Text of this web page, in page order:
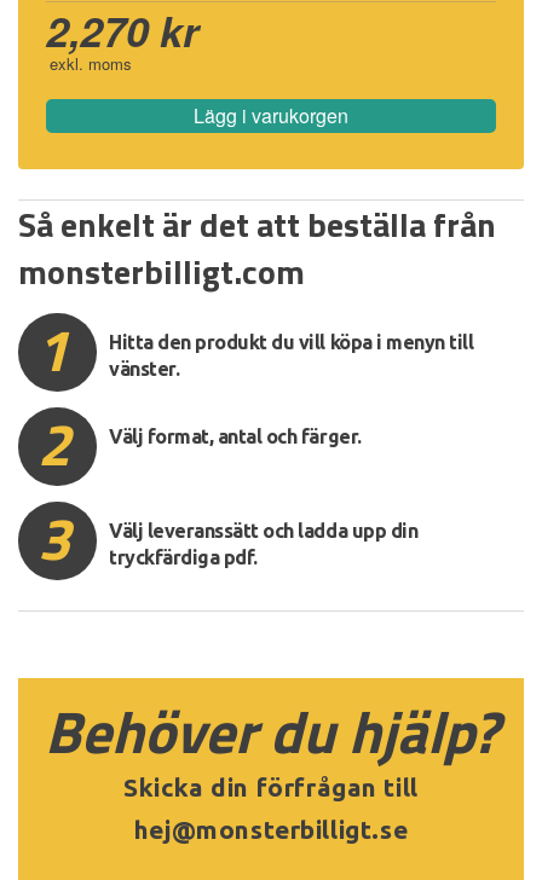
2,270 kr
exkl. moms
Lägg i varukorgen
Så enkelt är det att beställa från
monsterbilligt.com
1
Hitta den produkt du vill köpa i menyn till
vänster.
2 Välj format, antal och färger.
3
Välj leveranssätt och ladda upp din
tryckfärdiga pdf.
Behöver du hjälp?
Skicka din förfrågan till
hej@monsterbilligt.se